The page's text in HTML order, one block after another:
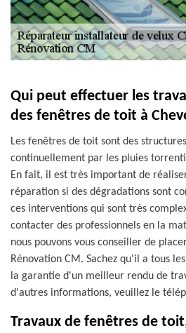
Qui peut effectuer les
des fenêtres de toit à
Les fenêtres de toit sont des
continuellement par les pluies
En fait, il est très important de
réparation si des dégradations sont
ces interventions qui sont très
contacter des professionnels en la
nous pouvons vous conseiller de
Rénovation CM. Sachez qu'il a tous
la garantie d'un meilleur rendu de
d'autres informations, veuillez le
Travaux de fenêtres de